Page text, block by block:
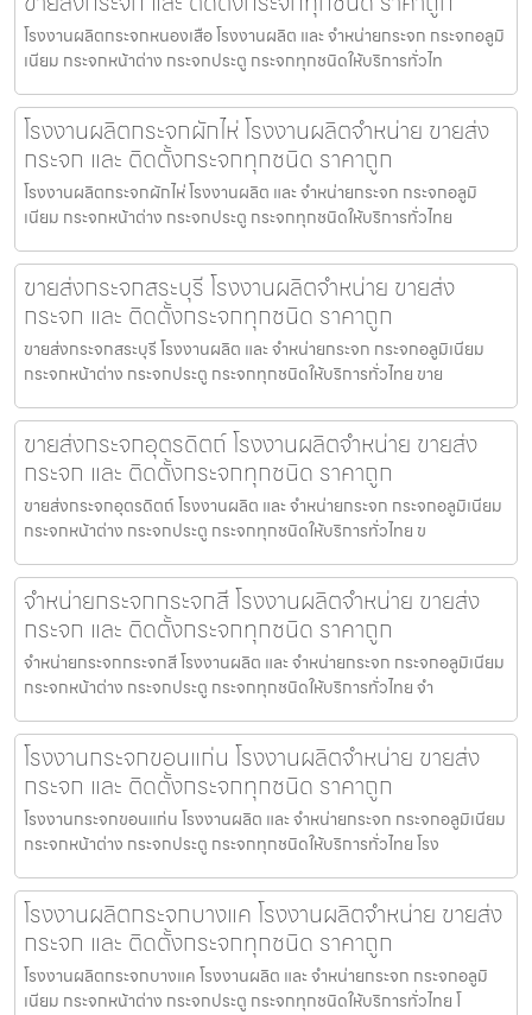
โรงงานผลิตกระจกหนองเสือ โรงงานผลิต และ จำหน่ายกระจก กระจกอลูมิ
เนียม กระจกหน้าต่าง กระจกประตู กระจกทุกชนิดให้บริการทั่วไท
โรงงานผลิตกระจกผักไห่ โรงงานผลิตจำหน่าย ขายส่ง
กระจก และ ติดตั้งกระจกทุกชนิด ราคาถูก
โรงงานผลิตกระจกผักไห่ โรงงานผลิต และ จำหน่ายกระจก กระจกอลูมิ
เนียม กระจกหน้าต่าง กระจกประตู กระจกทุกชนิดให้บริการทั่วไทย
ขายส่งกระจกสระบุรี โรงงานผลิตจำหน่าย ขายส่ง
กระจก และ ติดตั้งกระจกทุกชนิด ราคาถูก
ขายส่งกระจกสระบุรี โรงงานผลิต และ จำหน่ายกระจก กระจกอลูมิเนียม
กระจกหน้าต่าง กระจกประตู กระจกทุกชนิดให้บริการทั่วไทย ขาย
ขายส่งกระจกอุตรดิตถ์ โรงงานผลิตจำหน่าย ขายส่ง
กระจก และ ติดตั้งกระจกทุกชนิด ราคาถูก
ขายส่งกระจกอุตรดิตถ์ โรงงานผลิต และ จำหน่ายกระจก กระจกอลูมิเนียม
กระจกหน้าต่าง กระจกประตู กระจกทุกชนิดให้บริการทั่วไทย ข
จำหน่ายกระจกกระจกสี โรงงานผลิตจำหน่าย ขายส่ง
กระจก และ ติดตั้งกระจกทุกชนิด ราคาถูก
จำหน่ายกระจกกระจกสี โรงงานผลิต และ จำหน่ายกระจก กระจกอลูมิเนียม
กระจกหน้าต่าง กระจกประตู กระจกทุกชนิดให้บริการทั่วไทย จำ
โรงงานกระจกขอนแก่น โรงงานผลิตจำหน่าย ขายส่ง
กระจก และ ติดตั้งกระจกทุกชนิด ราคาถูก
โรงงานกระจกขอนแก่น โรงงานผลิต และ จำหน่ายกระจก กระจกอลูมิเนียม
กระจกหน้าต่าง กระจกประตู กระจกทุกชนิดให้บริการทั่วไทย โรง
โรงงานผลิตกระจกบางแค โรงงานผลิตจำหน่าย ขายส่ง
กระจก และ ติดตั้งกระจกทุกชนิด ราคาถูก
โรงงานผลิตกระจกบางแค โรงงานผลิต และ จำหน่ายกระจก กระจกอลูมิ
เนียม กระจกหน้าต่าง กระจกประตู กระจกทุกชนิดให้บริการทั่วไทย โ